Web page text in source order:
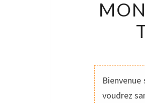
voudrez